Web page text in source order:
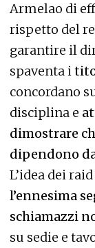
Armelao di
rispetto del
garantire il
spaventa i
concordano
disciplina e
dimostrare
dipendono
L’idea dei
l’ennesima
schiamazzi
su sedie e